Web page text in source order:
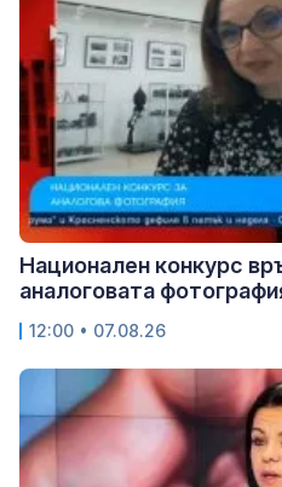
Национален конкурс
аналоговата
12:00 • 07.08.26